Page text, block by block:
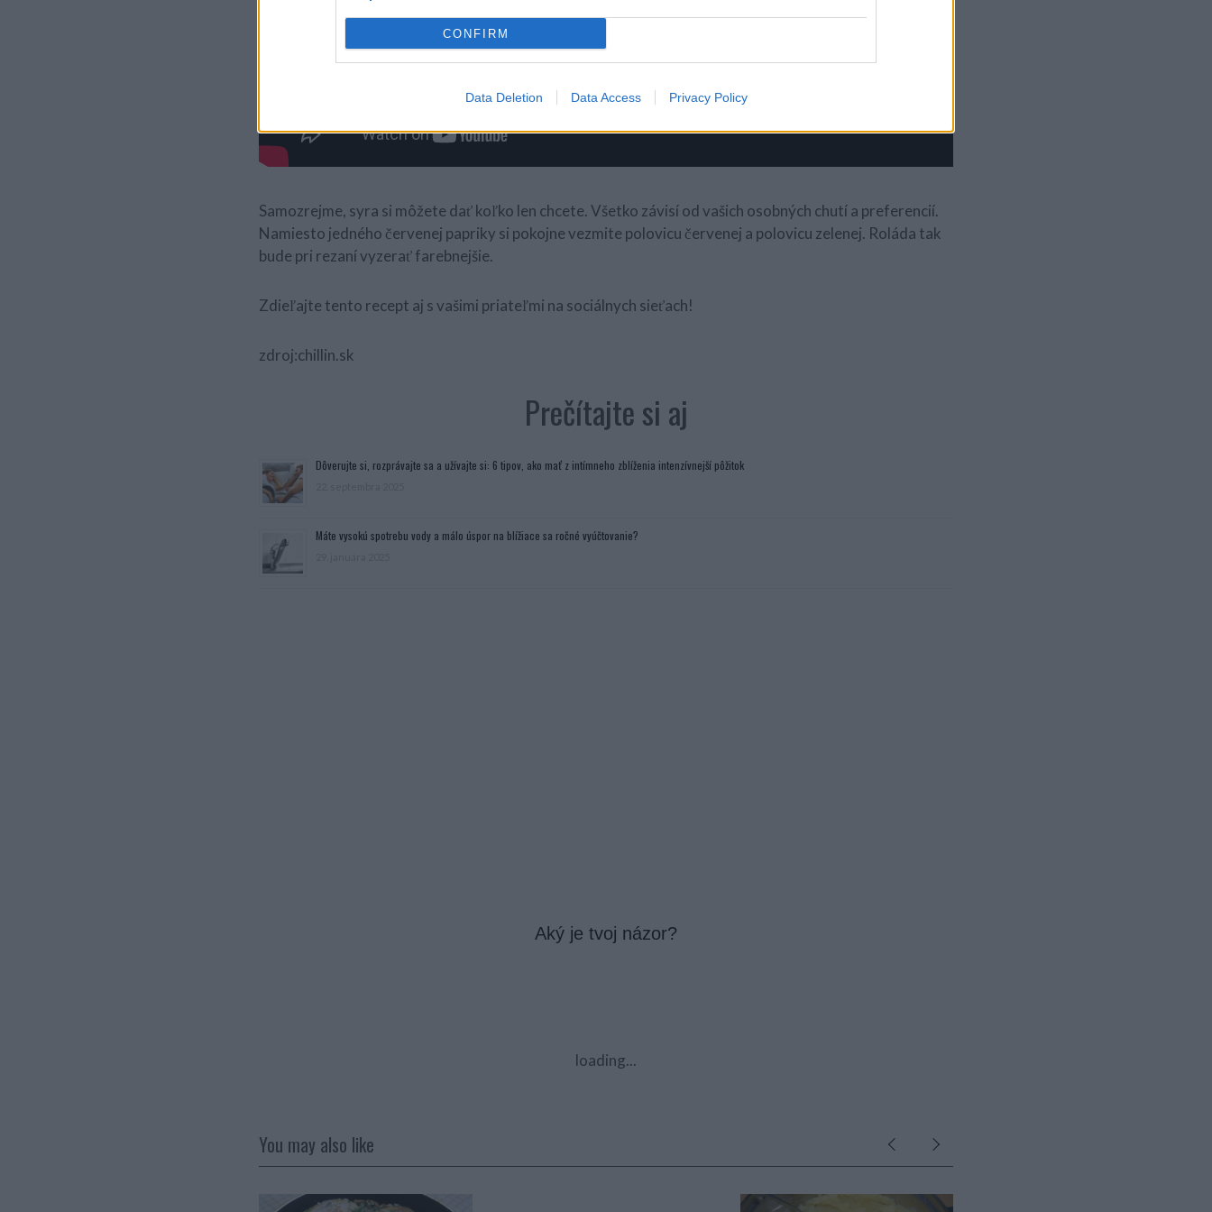
CONFIRM
Data Deletion Data Access Privacy Policy
Samozrejme, syra si môžete dať koľko len chcete. Všetko závisí od vašich osobných chutí a preferencií.
Namiesto jedného červenej papriky si pokojne vezmite polovicu červenej a polovicu zelenej. Roláda tak
bude pri rezaní vyzerať farebnejšie.
Zdieľajte tento recept aj s vašimi priateľmi na sociálnych sieťach!
zdroj:chillin.sk
Prečítajte si aj
Dôverujte si, rozprávajte sa a užívajte si: 6 tipov, ako mať z intímneho zblíženia intenzívnejší pôžitok
Máte vysokú spotrebu vody a málo úspor na blížiace sa ročné vyúčtovanie?
Aký je tvoj názor?
loading...
You may also like